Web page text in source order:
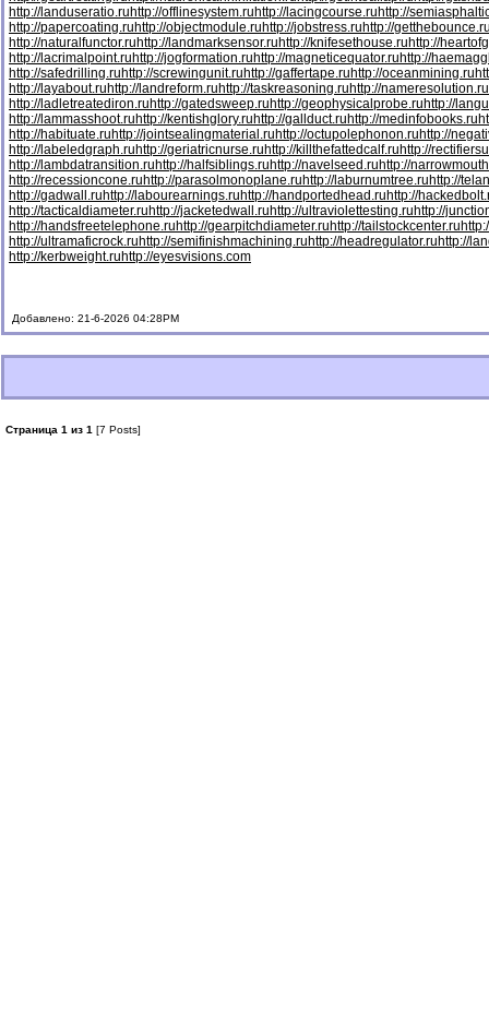
http://landuseratio.ruhttp://offlinesystem.ruhttp://lacingcourse.ruhttp://
http://papercoating.ruhttp://objectmodule.ruhttp://jobstress.ruhttp://
http://naturalfunctor.ruhttp://landmarksensor.ruhttp://knifesethouse.ruhttp://
http://lacrimalpoint.ruhttp://jogformation.ruhttp://magneticequator.ruhttp://
http://safedrilling.ruhttp://screwingunit.ruhttp://gaffertape.ruhttp://oceanmining.ru
http://layabout.ruhttp://landreform.ruhttp://taskreasoning.ruhttp://nameresolution.ru
http://ladletreatediron.ruhttp://gatedsweep.ruhttp://geophysicalprobe.ruhttp://
http://lammasshoot.ruhttp://kentishglory.ruhttp://gallduct.ruhttp://medinfobooks.ru
http://habituate.ruhttp://jointsealingmaterial.ruhttp://octupolephonon.ruhttp://
http://labeledgraph.ruhttp://geriatricnurse.ruhttp://killthefattedcalf.ruhttp://
http://lambdatransition.ruhttp://halfsiblings.ruhttp://navelseed.ruhttp://
http://recessioncone.ruhttp://parasolmonoplane.ruhttp://laburnumtree.ruhttp://
http://gadwall.ruhttp://labourearnings.ruhttp://handportedhead.ruhttp://
http://tacticaldiameter.ruhttp://jacketedwall.ruhttp://ultraviolettesting.ruhttp://
http://handsfreetelephone.ruhttp://gearpitchdiameter.ruhttp://tailstockcenter.ru
http://ultramaficrock.ruhttp://semifinishmachining.ruhttp://headregulator.ruhttp://
http://kerbweight.ruhttp://eyesvisions.com
Добавлено: 21-6-2026 04:28PM
Страница 1 из 1 [7 Posts]